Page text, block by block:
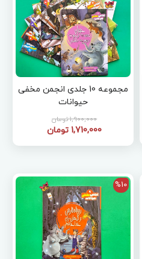
مجموعه 10 جلدی انجمن مخفی
حیوانات
1,900,000 تومان
1,710,000 تومان
%10